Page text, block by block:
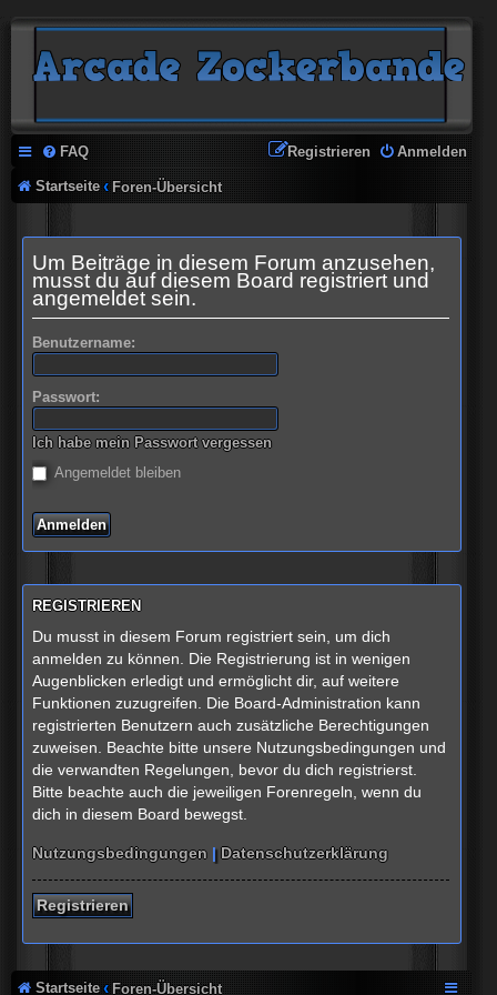
FAQ Anmelden
Registrieren
Startseite Foren-Übersicht
Um Beiträge in diesem Forum anzusehen,
musst du auf diesem Board registriert und
angemeldet sein.
Benutzername:
Passwort:
Ich habe mein Passwort vergessen
Angemeldet bleiben
REGISTRIEREN
Du musst in diesem Forum registriert sein, um dich
anmelden zu können. Die Registrierung ist in wenigen
Augenblicken erledigt und ermöglicht dir, auf weitere
Funktionen zuzugreifen. Die Board-Administration kann
registrierten Benutzern auch zusätzliche Berechtigungen
zuweisen. Beachte bitte unsere Nutzungsbedingungen und
die verwandten Regelungen, bevor du dich registrierst.
Bitte beachte auch die jeweiligen Forenregeln, wenn du
dich in diesem Board bewegst.
Nutzungsbedingungen |Datenschutzerklärung
Registrieren
Startseite Foren-Übersicht